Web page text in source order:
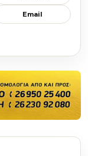
Email